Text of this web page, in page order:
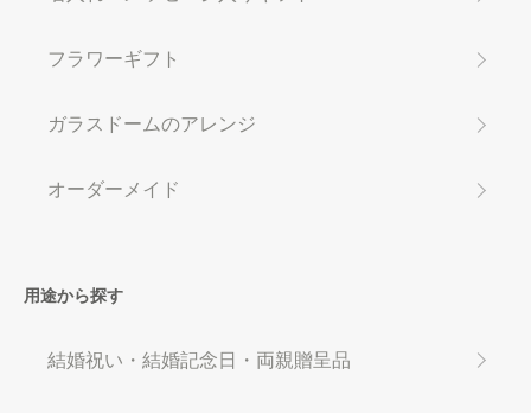
フラワーギフト
ガラスドームのアレンジ
オーダーメイド
用途から探す
結婚祝い・結婚記念日・両親贈呈品